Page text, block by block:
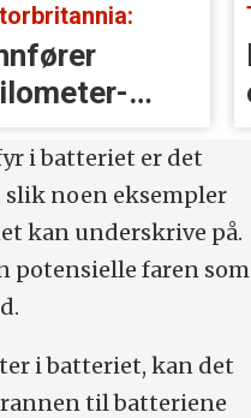
for
i batteriet er det
noen eksempler
kan underskrive på.
potensielle faren som
i batteriet, kan det
til batteriene